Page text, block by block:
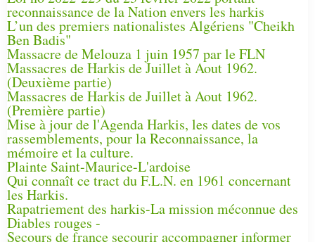
reconnaissance de la Nation envers les harkis
L’un des premiers nationalistes Algériens "Cheikh
Ben Badis"
Massacre de Melouza 1 juin 1957 par le FLN
Massacres de Harkis de Juillet à Aout 1962.
(Deuxième partie)
Massacres de Harkis de Juillet à Aout 1962.
(Première partie)
Mise à jour de l'Agenda Harkis, les dates de vos
rassemblements, pour la Reconnaissance, la
mémoire et la culture.
Plainte Saint-Maurice-L'ardoise
Qui connaît ce tract du F.L.N. en 1961 concernant
les Harkis.
Rapatriement des harkis-La mission méconnue des
Diables rouges -
Secours de france secourir accompagner informer